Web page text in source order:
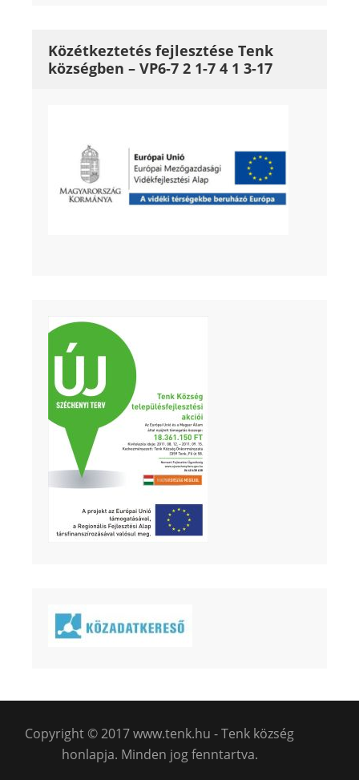
Közétkeztetés fejlesztése Tenk
községben – VP6-7 2 1-7 4 1 3-17
Copyright © 2017 www.tenk.hu - Tenk község
honlapja. Minden jog fenntartva.